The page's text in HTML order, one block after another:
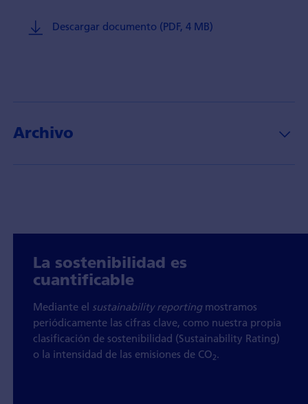
Descargar documento (PDF, 4 MB)
Archivo
La sostenibilidad es
cuantificable
Mediante el sustainability reportingmostramos
periódicamente las cifras clave, como nuestra propia
clasificación de sostenibilidad (Sustainability Rating)
o la intensidad de las emisiones de CO2.